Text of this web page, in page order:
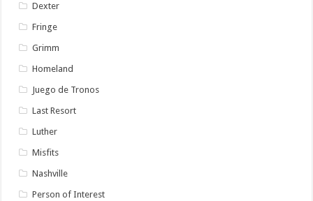
Dexter
Fringe
Grimm
Homeland
Juego de Tronos
Last Resort
Luther
Misfits
Nashville
Person of Interest